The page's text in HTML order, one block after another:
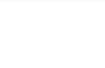
érkezett